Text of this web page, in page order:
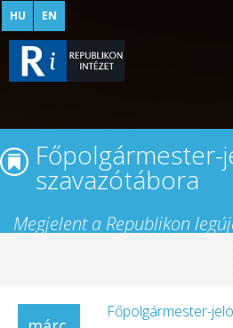
EN
HU
szavazótábora
Megjelent a Republikon
Főpolgármester-